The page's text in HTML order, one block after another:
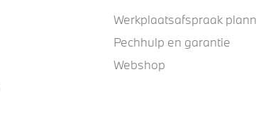
Werkplaatsafspraak
Pechhulp en garantie
Webshop